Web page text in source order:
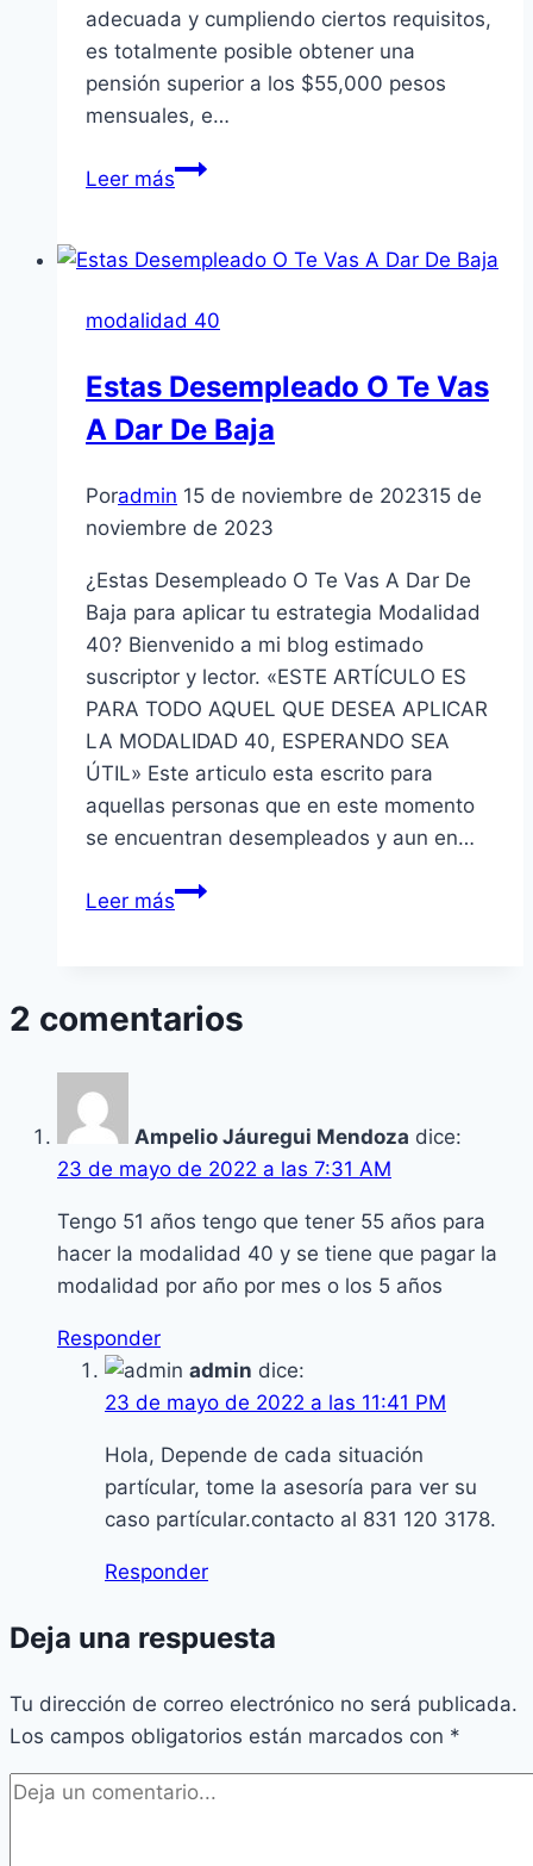
adecuada y cumpliendo ciertos requisitos,
es totalmente posible obtener una
pensión superior a los $55,000 pesos
mensuales, e…
Leer másPagarás
Próximo
Modalidad
modalidad 40
Estas Desempleado O Te Vas
A Dar De Baja
Poradmin 15 de noviembre de 202315 de
noviembre de 2023
¿Estas Desempleado O Te Vas A Dar De
Baja para aplicar tu estrategia Modalidad
40? Bienvenido a mi blog estimado
suscriptor y lector. «ESTE ARTÍCULO ES
PARA TODO AQUEL QUE DESEA APLICAR
LA MODALIDAD 40, ESPERANDO SEA
ÚTIL» Este articulo esta escrito para
aquellas personas que en este momento
se encuentran desempleados y aun en…
Leer másPagarás
Año
2 comentarios
Ampelio Jáuregui Mendoza dice:
23 de mayo de 2022 a las 7:31 AM
Tengo 51 años tengo que tener 55 años para
hacer la modalidad 40 y se tiene que pagar la
modalidad por año por mes o los 5 años
Responder
admin dice:
23 de mayo de 2022 a las 11:41 PM
Hola, Depende de cada situación
partícular, tome la asesoría para ver su
caso partícular.contacto al 831 120 3178.
Responder
Deja una respuesta
Tu dirección de correo electrónico no será publicada.
Los campos obligatorios están marcados con *